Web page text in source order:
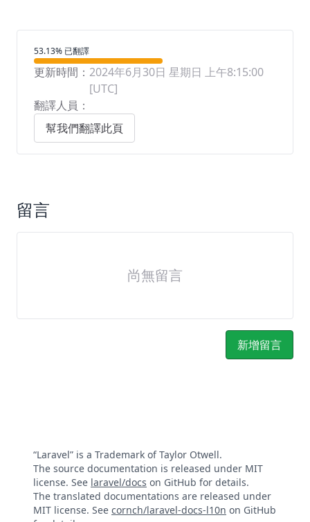
翻譯進度
53.13% 已翻譯
更新時間： 2024年6月30日 星期日 上午8:15:00
[UTC]
翻譯人員：
幫我們翻譯此頁
留言
尚無留言
新增留言
“Laravel” is a Trademark of Taylor Otwell.
The source documentation is released under MIT
license. See laravel/docs on GitHub for details.
The translated documentations are released under
MIT license. See cornch/laravel-docs-l10n on GitHub